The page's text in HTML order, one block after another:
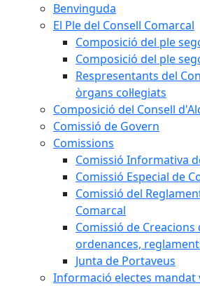
Benvinguda
El Ple del Consell Comarcal
Composició del ple
Composició del ple
Respresentants del
òrgans col·legiats
Composició del Consell
Comissió de Govern
Comissions
Comissió Informativa
Comissió Especial de
Comissió del
Comarcal
Comissió de
ordenances,
Junta de Portaveus
Informació electes mandat